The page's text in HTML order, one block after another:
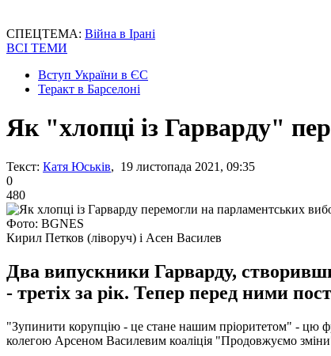
СПЕЦТЕМА: Війна в Ірані
ВСІ ТЕМИ
Вступ України в ЄС
Теракт в Барселоні
Як "хлопці із Гарварду"
Текст: Катя Юськів, 19 листопада 2021, 09:35
0
480
Фото: BGNES
Кирил Петков (ліворуч) і Асен Василев
Два випускники Гарварду,
- третіх за рік. Тепер перед ними
"Зупинити корупцію - це стане нашим пріоритетом" - цю
колегою Арсеном Василевим коаліція "Продовжуємо